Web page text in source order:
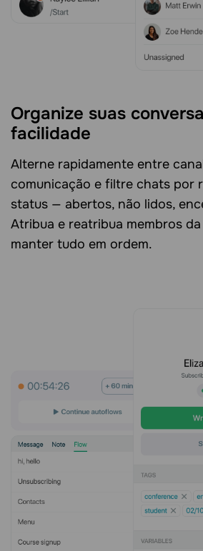
Organize suas
facilidade
Alterne rapidamente entre
comunicação e filtre chats por
status — abertos, não lidos,
Atribua e reatribua membros
manter tudo em ordem.